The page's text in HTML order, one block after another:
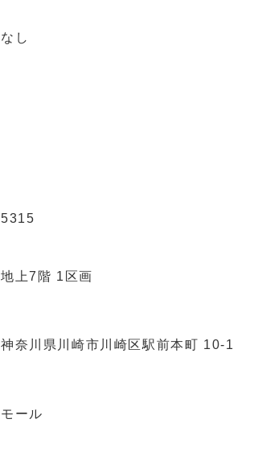
なし
5315
地上7階 1区画
神奈川県川崎市川崎区駅前本町 10-1
モール